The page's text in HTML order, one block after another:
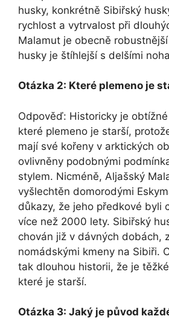
husky, konkrétně Sibiřský
rychlost a vytrvalost při
Malamut je obecně
husky je štíhlejší s delšími
Otázka 2: Které plemeno je
Odpověď: Historicky je
které plemeno je starší,
mají své kořeny v arktických
ovlivněny podobnými
stylem. Nicméně, Aljašský
vyšlechtěn domorodými
důkazy, že jeho předkové byli
více než 2000 lety. Sibiřský
chován již v dávných dobách,
nomádskými kmeny na Sibiři.
tak dlouhou historii, že je
které je starší.
Otázka 3: Jaký je původ